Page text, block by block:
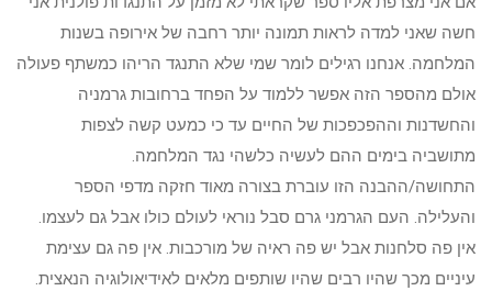
חשה שאני למדה לראות תמונה יותר רחבה של אירופה בשנות
המלחמה. אנחנו רגילים לומר שמי שלא התנגד הריהו כמשתף פעולה
אולם מהספר הזה אפשר ללמוד על הפחד ברחובות גרמניה
והחשדנות וההפכפכות של החיים עד כי כמעט קשה לצפות
מתושביה בימים ההם לעשיה כלשהי נגד המלחמה.
התחושה/ההבנה הזו עוברת בצורה מאוד חזקה מדפי הספר
והעלילה. העם הגרמני גרם סבל נוראי לעולם כולו אבל גם לעצמו.
אין פה סלחנות אבל יש פה ראיה של מורכבות. אין פה גם עצימת
עיניים מכך שהיו רבים שהיו שותפים מלאים לאידיאולוגיה הנאצית.